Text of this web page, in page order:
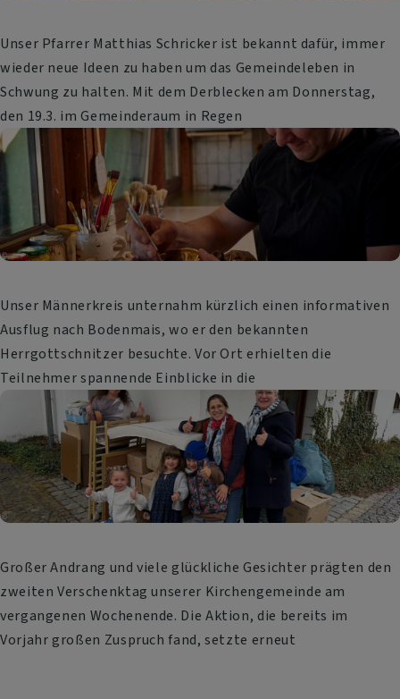
Unser Pfarrer Matthias Schricker ist bekannt dafür, immer
wieder neue Ideen zu haben um das Gemeindeleben in
Schwung zu halten. Mit dem Derblecken am Donnerstag,
den 19.3. im Gemeinderaum in Regen
Unser Männerkreis unternahm kürzlich einen informativen
Ausflug nach Bodenmais, wo er den bekannten
Herrgottschnitzer besuchte. Vor Ort erhielten die
Teilnehmer spannende Einblicke in die
Großer Andrang und viele glückliche Gesichter prägten den
zweiten Verschenktag unserer Kirchengemeinde am
vergangenen Wochenende. Die Aktion, die bereits im
Vorjahr großen Zuspruch fand, setzte erneut